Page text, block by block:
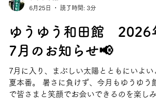
ゆうゆう館
6月25日
読了時間: 3分